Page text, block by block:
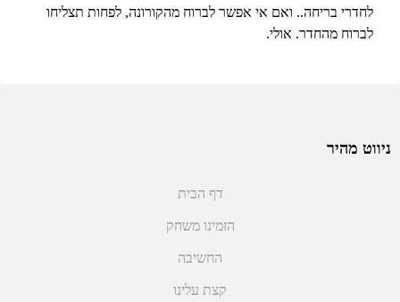
לחדרי בריחה.. ואם אי אפשר לברוח מהקורונה, לפחות תצליחו
לברוח מהחדר. אולי.
ניווט מהיר
דף הבית
הזמינו משחק
החשיבה
קצת עלינו